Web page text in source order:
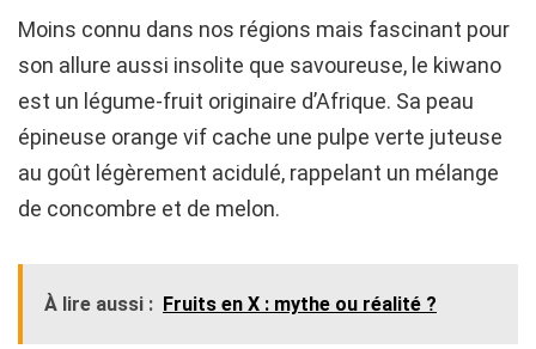
Moins connu dans nos régions mais fascinant pour
son allure aussi insolite que savoureuse, le kiwano
est un légume-fruit originaire d’Afrique. Sa peau
épineuse orange vif cache une pulpe verte juteuse
au goût légèrement acidulé, rappelant un mélange
de concombre et de melon.
À lire aussi : Fruits en X : mythe ou réalité ?